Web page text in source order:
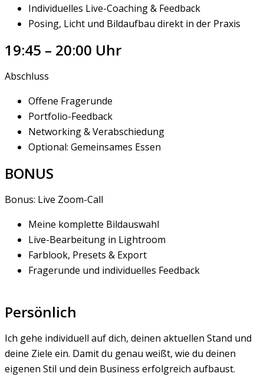
Individuelles Live-Coaching & Feedback
Posing, Licht und Bildaufbau direkt in der Praxis
19:45 – 20:00 Uhr
Abschluss
Offene Fragerunde
Portfolio-Feedback
Networking & Verabschiedung
Optional: Gemeinsames Essen
BONUS
Bonus: Live Zoom-Call
Meine komplette Bildauswahl
Live-Bearbeitung in Lightroom
Farblook, Presets & Export
Fragerunde und individuelles Feedback
Persönlich
Ich gehe individuell auf dich, deinen aktuellen Stand und
deine Ziele ein. Damit du genau weißt, wie du deinen
eigenen Stil und dein Business erfolgreich aufbaust.